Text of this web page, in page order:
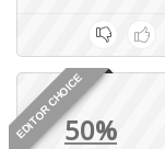
EDITOR CHOICE50%